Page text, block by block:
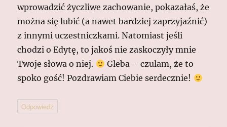
wprowadzić życzliwe zachowanie, pokazałaś, że
można się lubić (a nawet bardziej zaprzyjaźnić)
z innymi uczestniczkami. Natomiast jeśli
chodzi o Edytę, to jakoś nie zaskoczyły mnie
Twoje słowa o niej.
Gleba – czulam, że to
spoko gość! Pozdrawiam Ciebie serdecznie!
Odpowiedz